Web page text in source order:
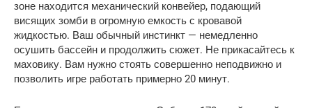
зоне находится механический конвейер, подающий
висящих зомби в огромную емкость с кровавой
жидкостью. Ваш обычный инстинкт — немедленно
осушить бассейн и продолжить сюжет. Не прикасайтесь к
маховику. Вам нужно стоять совершенно неподвижно и
позволить игре работать примерно 20 минут.